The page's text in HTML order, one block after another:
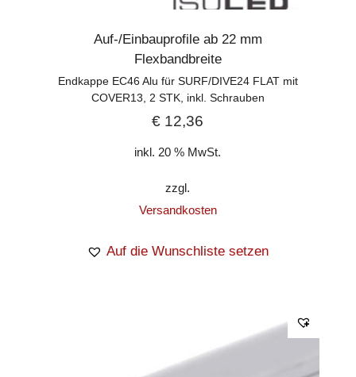
Auf-/Einbauprofile ab 22 mm
Flexbandbreite
Endkappe EC46 Alu für SURF/DIVE24 FLAT mit
COVER13, 2 STK, inkl. Schrauben
€ 12,36
inkl. 20 % MwSt.
zzgl.
Versandkosten
Auf die Wunschliste setzen